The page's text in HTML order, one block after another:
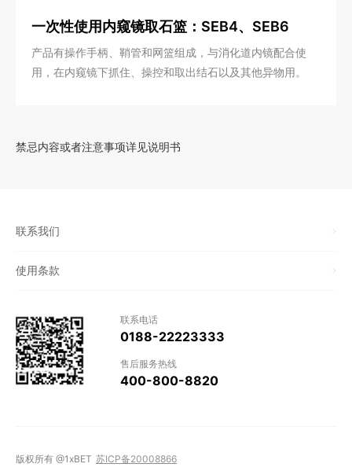
一次性使用内窥镜取石篮：SEB4、SEB6
产品有操作手柄、鞘管和网篮组成，与消化道内镜配合使
用，在内窥镜下抓住、操控和取出结石以及其他异物用。
禁忌内容或者注意事项详见说明书
联系我们
使用条款
联系电话
0188-22223333
售后服务热线
400-800-8820
版权所有 @1xBET 苏ICP备20008866